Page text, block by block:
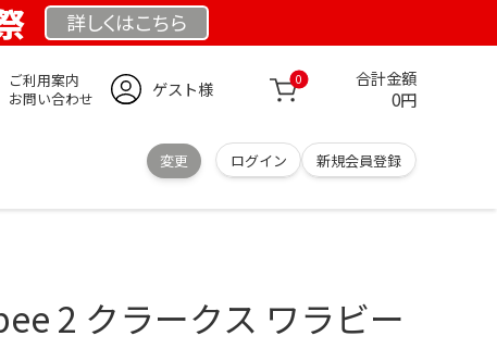
詳しくはこちら
ご利用案内
お問い合わせ
ゲスト様 0 合計金額
0円
変更 ログイン 新規会員登録
2 クラークス ワラビー